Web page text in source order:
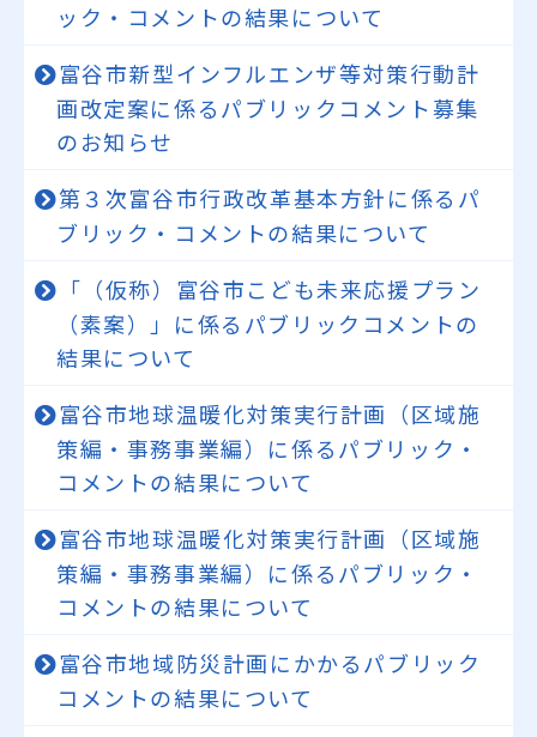
ック・コメントの結果について
富谷市新型インフルエンザ等対策行動計
画改定案に係るパブリックコメント募集
のお知らせ
第３次富谷市行政改革基本方針に係るパ
ブリック・コメントの結果について
「（仮称）富谷市こども未来応援プラン
（素案）」に係るパブリックコメントの
結果について
富谷市地球温暖化対策実行計画（区域施
策編・事務事業編）に係るパブリック・
コメントの結果について
富谷市地球温暖化対策実行計画（区域施
策編・事務事業編）に係るパブリック・
コメントの結果について
富谷市地域防災計画にかかるパブリック
コメントの結果について